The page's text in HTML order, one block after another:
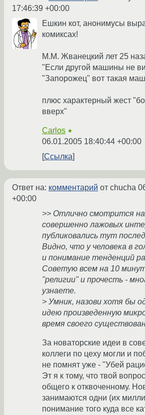
17:46:39 +00:00
Ешкин кот, анонимусы
комиксах!
М.М. Жванецкий лет 25
"Если другой машины не
"Запорожец" вот такая
плюс характерный жест
вверх"
Carlos ★
06.01.2005 18:40:44 +00:00
Ссылка
Ответ на: комментарий от chucha
+00:00
>> Отлично смотрится
совершенно лажовых
публиковались тут
Видно, что у человека в
и понимание тенденций
Советую всем на 10
"религии" и прочесть -
узнаете.
> Умник, назови хотя бы
идею произведенную
время своего
За новаторские идеи в
коллеги по цеху могли и
не помнят уже - "Убей
Эт я к тому, что твой
общего к отквоченному.
занимаются одни (их
понимание того куда все